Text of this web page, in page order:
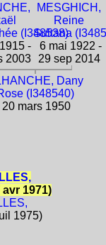
(I348538)
-
2003
MESGHICH,
Reine
Sultana
6 mai 1922 -
29 sep 2014
Dany
(I348540)
20 mars 1950
1971)
1975)